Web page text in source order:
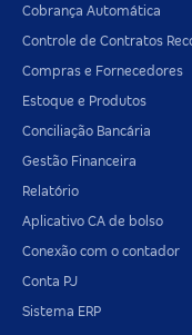
Cobrança Automática
Controle de Contratos
Compras e Fornecedores
Estoque e Produtos
Conciliação Bancária
Gestão Financeira
Relatório
Aplicativo CA de bolso
Conexão com o contador
Conta PJ
Sistema ERP